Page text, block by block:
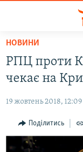
Перейти
основного
матеріалу
до
навігації
Перейти
ВОДА.КРИМ
ВІДЕО ТА ФОТО
ПОЛІТИКА
БЛОГИ
ПОГЛЯД
НОВИНИ
РПЦ проти
чекає на
19 жовтень 2018, 12:09
Поділитись